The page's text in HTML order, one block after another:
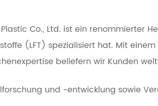
Co., Ltd. ist ein renommierter
(LFT) spezialisiert hat. Mit
beliefern wir Kunden
und -entwicklung sowie